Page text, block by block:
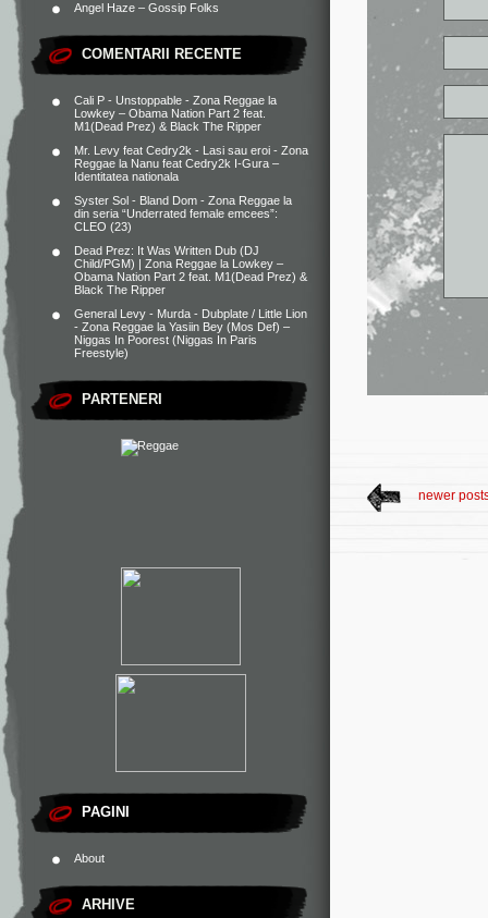
Angel Haze – Gossip Folks
COMENTARII RECENTE
Cali P - Unstoppable - Zona Reggae la
Lowkey – Obama Nation Part 2 feat.
M1(Dead Prez) & Black The Ripper
Mr. Levy feat Cedry2k - Lasi sau eroi - Zona
Reggae la Nanu feat Cedry2k I-Gura –
Identitatea nationala
Syster Sol - Bland Dom - Zona Reggae la
din seria “Underrated female emcees”:
CLEO (23)
Dead Prez: It Was Written Dub (DJ
Child/PGM) | Zona Reggae la Lowkey –
Obama Nation Part 2 feat. M1(Dead Prez) &
Black The Ripper
General Levy - Murda - Dubplate / Little Lion
- Zona Reggae la Yasiin Bey (Mos Def) –
Niggas In Poorest (Niggas In Paris
Freestyle)
PARTENERI
PAGINI
About
ARHIVE
newer